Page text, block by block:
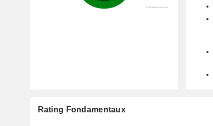
Rating Fondamentaux